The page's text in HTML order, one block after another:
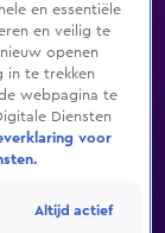
is op
en essentiële
en veilig te
openen
in te trekken
webpagina te
Diensten
voor
Altijd actief